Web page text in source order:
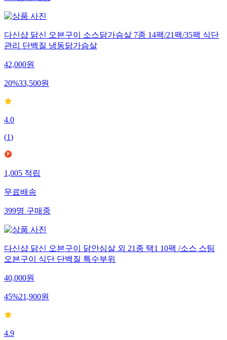
다신샵 닭신 오븐구이 소스닭가슴살 7종 14팩/21팩/35팩 식단
관리 단백질 냉동닭가슴살
42,000원
20%33,500원
4.0
(1)
1,005적립
무료배송
399명구매중
다신샵 닭신 오븐구이 닭안심살 외 21종 택1 10팩 /소스 스팀
오븐구이 식단 단백질 특수부위
40,000원
45%21,900원
4.9